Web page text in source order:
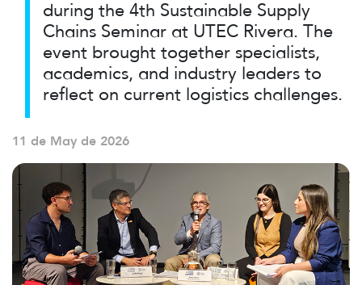
during the 4th Sustainable Supply
Chains Seminar at UTEC Rivera. The
event brought together specialists,
academics, and industry leaders to
reflect on current logistics challenges.
11 de May de 2026